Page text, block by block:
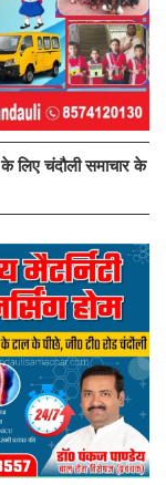
लिए चंदौली समाचार के